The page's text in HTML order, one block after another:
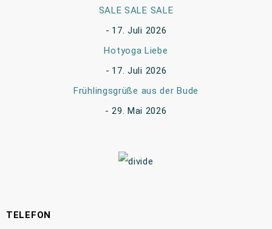
SALE SALE SALE
17. Juli 2026
Hotyoga Liebe
17. Juli 2026
Frühlingsgrüße aus der Bude
29. Mai 2026
TELEFON